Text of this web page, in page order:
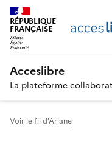
RÉPUBLIQUE
FRANÇAISE
Acceslibre
La plateforme
Voir le fil d'Ariane